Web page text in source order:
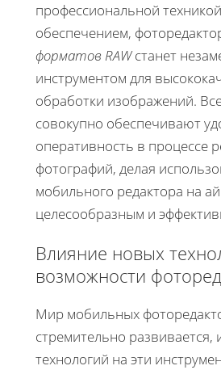
профессиональной
обеспечением,
форматов RAWстанет
инструментом для
обработки изображений.
совокупно обеспечивают
оперативность в процессе
фотографий, делая
мобильного редактора на
целесообразным и
Влияние новых
возможности
Мир мобильных
стремительно
технологий на эти